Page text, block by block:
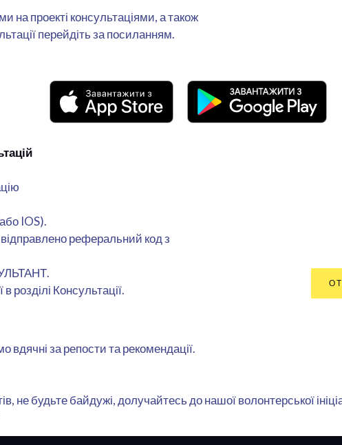
проекті консультаціями, а також
перейдіть за посиланням.
IOS).
реферальний код з
розділі Консультації.
за репости та рекомендації.
не будьте байдужі, долучайтесь до нашої волонтерської